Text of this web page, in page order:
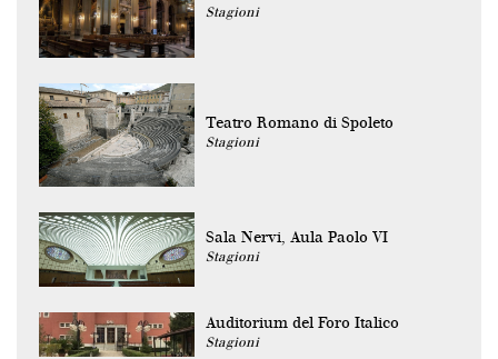
Stagioni
Teatro Romano di Spoleto
Stagioni
Sala Nervi, Aula Paolo VI
Stagioni
Auditorium del Foro Italico
Stagioni